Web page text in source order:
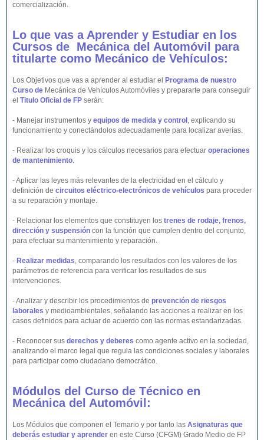
comercialización.
Lo que vas a Aprender y Estudiar en los
Cursos de Mecánica del Automóvil
para
titularte como Mecánico de Vehículos:
Los Objetivos que vas a aprender al estudiar el
Programa de nuestro
Curso de Mecánica de Vehículos Automóviles y prepararte para conseguir
el Titulo Oficial de FP serán:
- Manejar instrumentos y equipos de medida y control , explicando su
funcionamiento y conectándolos adecuadamente para localizar averías.
- Realizar los croquis y los cálculos necesarios para efectuar operaciones
de mantenimiento.
- Aplicar las leyes más relevantes de la electricidad en el cálculo y
definición de circuitos eléctrico-electrónicos de vehículos para proceder
a su reparación y montaje.
- Relacionar los elementos que constituyen los trenes de rodaje, frenos,
dirección y suspensión con la función que cumplen dentro del conjunto,
para efectuar su mantenimiento y reparación.
- Realizar medidas, comparando los resultados con los valores de los
parámetros de referencia para verificar los resultados de sus
intervenciones.
- Analizar y describir los procedimientos de prevención de riesgos
laborales y medioambientales, señalando las acciones a realizar en los
casos definidos para actuar de acuerdo con las normas estandarizadas.
- Reconocer sus derechos y deberes como agente activo en la sociedad,
analizando el marco legal que regula las condiciones sociales y laborales
para participar como ciudadano democrático.
Módulos del Curso de Técnico en
Mecánica del Automóvil:
Los Módulos que componen el Temario y por tanto las Asignaturas que
deberás estudiar y aprender en este Curso (CFGM) Grado Medio de FP